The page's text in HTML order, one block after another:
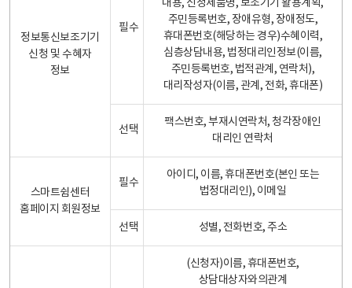
정보통신보조기기
신청 및 수혜자
정보
필수
내용, 신청제품명, 보조기기 활용계획,
주민등록번호, 장애유형, 장애정도,
휴대폰번호(해당하는 경우)수혜이력,
심층상담내용, 법정대리인정보(이름,
주민등록번호, 법적관계, 연락처),
대리작성자(이름, 관계, 전화, 휴대폰)
선택
팩스번호, 부재시연락처, 청각장애인
대리인 연락처
스마트쉼센터
홈페이지 회원정보
필수
아이디, 이름, 휴대폰번호(본인 또는
법정대리인), 이메일
선택 성별, 전화번호, 주소
(신청자)이름, 휴대폰번호,
상담대상자와의관계